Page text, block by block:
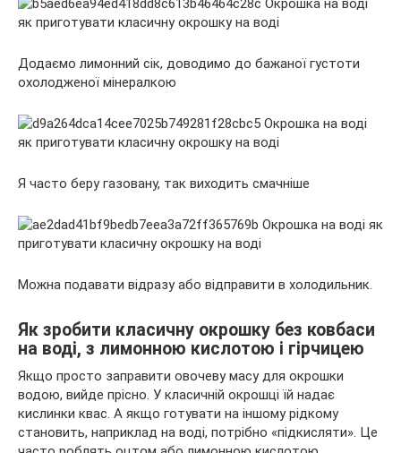
Додаємо лимонний сік, доводимо до бажаної густоти
охолодженої мінералкою
Я часто беру газовану, так виходить смачніше
Можна подавати відразу або відправити в холодильник.
Як зробити класичну окрошку без ковбаси
на воді, з лимонною кислотою і гірчицею
Якщо просто заправити овочеву масу для окрошки
водою, вийде прісно. У класичній окрошці їй надає
кислинки квас. А якщо готувати на іншому рідкому
становить, наприклад на воді, потрібно «підкисляти». Це